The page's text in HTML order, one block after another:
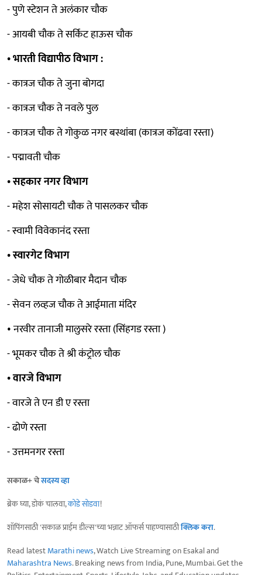
- पुणे स्टेशन ते अलंकार चौक
- आयबी चौक ते सर्किट हाऊस चौक
• भारती विद्यापीठ विभाग :
- कात्रज चौक ते जुना बोगदा
- कात्रज चौक ते नवले पुल
- कात्रज चौक ते गोकुळ नगर बस्थांबा (कात्रज कोंढवा रस्ता)
- पद्मावती चौक
• सहकार नगर विभाग
- महेश सोसायटी चौक ते पासलकर चौक
- स्वामी विवेकानंद रस्ता
• स्वारगेट विभाग
- जेधे चौक ते गोळीबार मैदान चौक
- सेवन लव्हज चौक ते आईमाता मंदिर
• नरवीर तानाजी मालुसरे रस्ता (सिंहगड रस्ता )
- भूमकर चौक ते श्री कंट्रोल चौक
• वारजे विभाग
- वारजे ते एन डी ए रस्ता
- ढोणे रस्ता
- उत्तमनगर रस्ता
सकाळ+ चेसदस्य व्हा
ब्रेक घ्या, डोकं चालवा,कोडे सोडवा!
शॉपिंगसाठी 'सकाळ प्राईम डील्स'च्या भन्नाट ऑफर्स पाहण्यासाठीक्लिक करा.
Read latestMarathi news, Watch Live Streaming on Esakal and
Maharashtra News. Breaking news from India, Pune, Mumbai. Get the